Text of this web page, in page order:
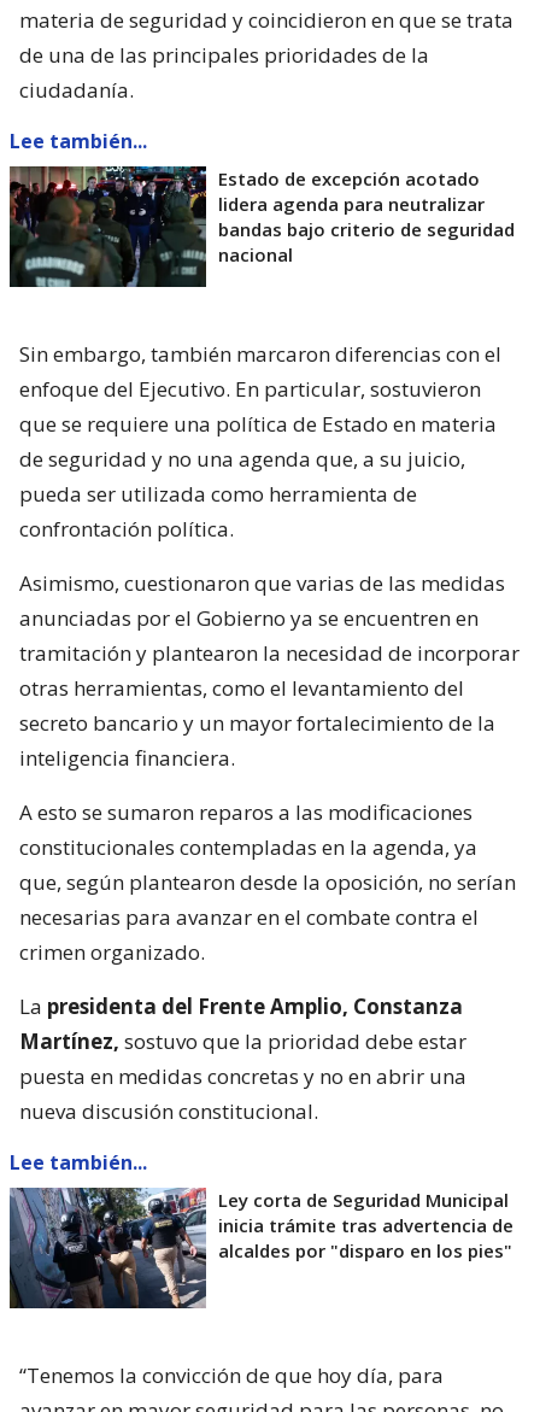
materia de seguridad y coincidieron en que se trata
de una de las principales prioridades de la
ciudadanía.
Lee también...
Estado de excepción acotado
lidera agenda para neutralizar
bandas bajo criterio de seguridad
nacional
Sin embargo, también marcaron diferencias con el
enfoque del Ejecutivo. En particular, sostuvieron
que se requiere una política de Estado en materia
de seguridad y no una agenda que, a su juicio,
pueda ser utilizada como herramienta de
confrontación política.
Asimismo, cuestionaron que varias de las medidas
anunciadas por el Gobierno ya se encuentren en
tramitación y plantearon la necesidad de incorporar
otras herramientas, como el levantamiento del
secreto bancario y un mayor fortalecimiento de la
inteligencia financiera.
A esto se sumaron reparos a las modificaciones
constitucionales contempladas en la agenda, ya
que, según plantearon desde la oposición, no serían
necesarias para avanzar en el combate contra el
crimen organizado.
La presidenta del Frente Amplio, Constanza
Martínez, sostuvo que la prioridad debe estar
puesta en medidas concretas y no en abrir una
nueva discusión constitucional.
Lee también...
Ley corta de Seguridad Municipal
inicia trámite tras advertencia de
alcaldes por "disparo en los pies"
“Tenemos la convicción de que hoy día, para